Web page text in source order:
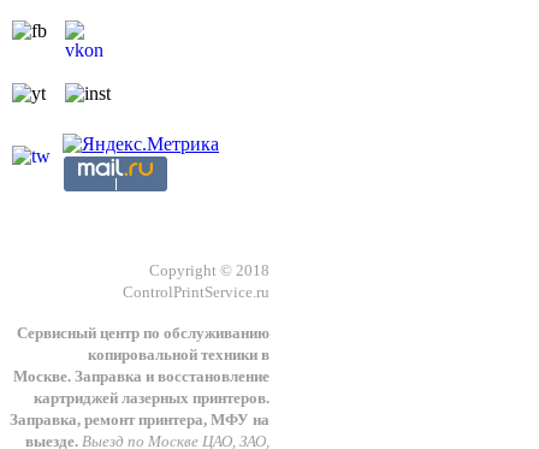
Copyright © 2018
ControlPrintService.ru
Сервисный центр по обслуживанию
копировальной техники в
Москве. Заправка и восстановление
картриджей лазерных принтеров.
Заправка, ремонт принтера, МФУ на
выезде. Выезд по Москве ЦАО, ЗАО,